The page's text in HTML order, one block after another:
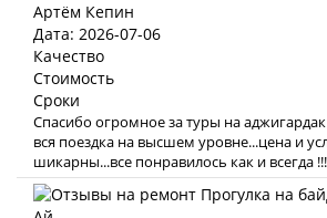
Артём Кепин
Дата: 2026-07-06
Качество
Стоимость
Сроки
Спасибо огромное за туры на
вся поездка на высшем уровне...цена и
шикарны...все понравилось как и всегда !!!